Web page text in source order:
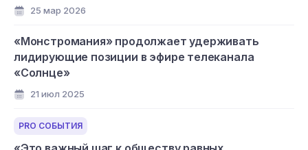
25 мар 2026
«Монстромания» продолжает удерживать
лидирующие позиции в эфире телеканала
«Солнце»
21 июл 2025
PRO СОБЫТИЯ